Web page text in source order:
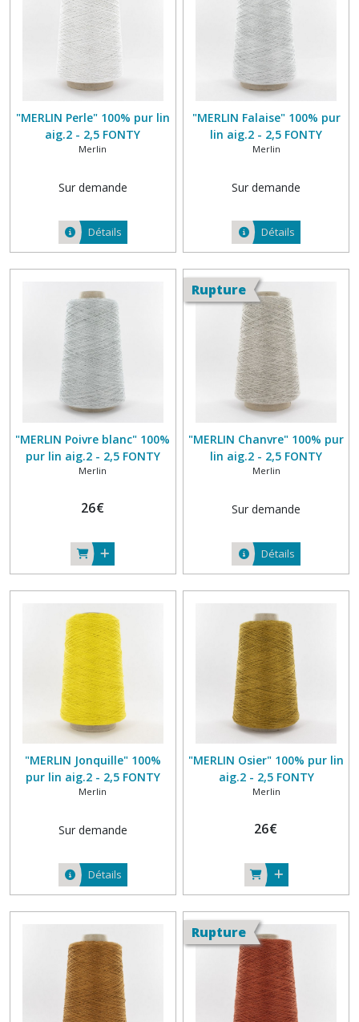
"MERLIN Perle" 100% pur lin
aig.2 - 2,5 FONTY
Merlin
Sur demande
Détails
"MERLIN Falaise" 100% pur
lin aig.2 - 2,5 FONTY
Merlin
Sur demande
Détails
"MERLIN Poivre blanc" 100%
pur lin aig.2 - 2,5 FONTY
Merlin
26€
Rupture
"MERLIN Chanvre" 100% pur
lin aig.2 - 2,5 FONTY
Merlin
Sur demande
Détails
"MERLIN Jonquille" 100%
pur lin aig.2 - 2,5 FONTY
Merlin
Sur demande
Détails
"MERLIN Osier" 100% pur lin
aig.2 - 2,5 FONTY
Merlin
26€
Rupture